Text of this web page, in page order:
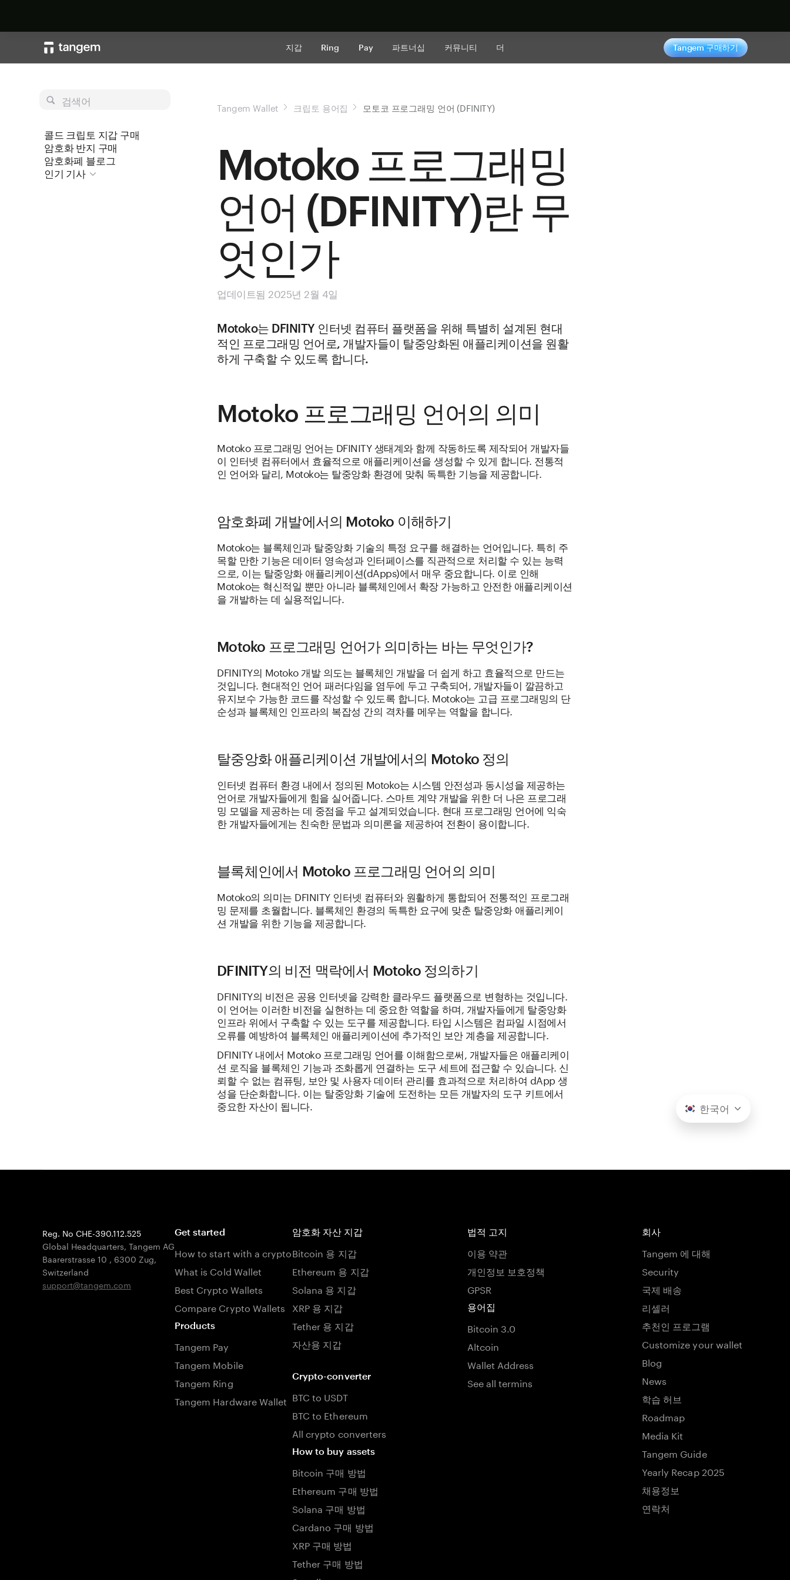
지갑 Ring Pay 파트너십 커뮤니티 더 Tangem 구매하기
검색어
콜드 크립토 지갑 구매
암호화 반지 구매
암호화폐 블로그
인기 기사
Tangem Wallet 크립토 용어집 모토코 프로그래밍 언어 (DFINITY)
Motoko 프로그래밍
언어 (DFINITY)란 무
엇인가
업데이트됨 2025년 2월 4일
Motoko는 DFINITY 인터넷 컴퓨터 플랫폼을 위해 특별히 설계된 현대
적인 프로그래밍 언어로, 개발자들이 탈중앙화된 애플리케이션을 원활
하게 구축할 수 있도록 합니다.
Motoko 프로그래밍 언어의 의미
Motoko 프로그래밍 언어는 DFINITY 생태계와 함께 작동하도록 제작되어 개발자들
이 인터넷 컴퓨터에서 효율적으로 애플리케이션을 생성할 수 있게 합니다. 전통적
인 언어와 달리, Motoko는 탈중앙화 환경에 맞춰 독특한 기능을 제공합니다.
암호화폐 개발에서의 Motoko 이해하기
Motoko는 블록체인과 탈중앙화 기술의 특정 요구를 해결하는 언어입니다. 특히 주
목할 만한 기능은 데이터 영속성과 인터페이스를 직관적으로 처리할 수 있는 능력
으로, 이는 탈중앙화 애플리케이션(dApps)에서 매우 중요합니다. 이로 인해
Motoko는 혁신적일 뿐만 아니라 블록체인에서 확장 가능하고 안전한 애플리케이션
을 개발하는 데 실용적입니다.
Motoko 프로그래밍 언어가 의미하는 바는 무엇인가?
DFINITY의 Motoko 개발 의도는 블록체인 개발을 더 쉽게 하고 효율적으로 만드는
것입니다. 현대적인 언어 패러다임을 염두에 두고 구축되어, 개발자들이 깔끔하고
유지보수 가능한 코드를 작성할 수 있도록 합니다. Motoko는 고급 프로그래밍의 단
순성과 블록체인 인프라의 복잡성 간의 격차를 메우는 역할을 합니다.
탈중앙화 애플리케이션 개발에서의 Motoko 정의
인터넷 컴퓨터 환경 내에서 정의된 Motoko는 시스템 안전성과 동시성을 제공하는
언어로 개발자들에게 힘을 실어줍니다. 스마트 계약 개발을 위한 더 나은 프로그래
밍 모델을 제공하는 데 중점을 두고 설계되었습니다. 현대 프로그래밍 언어에 익숙
한 개발자들에게는 친숙한 문법과 의미론을 제공하여 전환이 용이합니다.
블록체인에서 Motoko 프로그래밍 언어의 의미
Motoko의 의미는 DFINITY 인터넷 컴퓨터와 원활하게 통합되어 전통적인 프로그래
밍 문제를 초월합니다. 블록체인 환경의 독특한 요구에 맞춘 탈중앙화 애플리케이
션 개발을 위한 기능을 제공합니다.
DFINITY의 비전 맥락에서 Motoko 정의하기
DFINITY의 비전은 공용 인터넷을 강력한 클라우드 플랫폼으로 변형하는 것입니다.
이 언어는 이러한 비전을 실현하는 데 중요한 역할을 하며, 개발자들에게 탈중앙화
인프라 위에서 구축할 수 있는 도구를 제공합니다. 타입 시스템은 컴파일 시점에서
오류를 예방하여 블록체인 애플리케이션에 추가적인 보안 계층을 제공합니다.
DFINITY 내에서 Motoko 프로그래밍 언어를 이해함으로써, 개발자들은 애플리케이
션 로직을 블록체인 기능과 조화롭게 연결하는 도구 세트에 접근할 수 있습니다. 신
뢰할 수 없는 컴퓨팅, 보안 및 사용자 데이터 관리를 효과적으로 처리하여 dApp 생
성을 단순화합니다. 이는 탈중앙화 기술에 도전하는 모든 개발자의 도구 키트에서
중요한 자산이 됩니다.
한국어
Reg. No CHE-390.112.525
Global Headquarters, Tangem AG
Baarerstrasse 10 , 6300 Zug,
Switzerland
support@tangem.com
Get started
How to start with a crypto
What is Cold Wallet
Best Crypto Wallets
Compare Crypto Wallets
Products
Tangem Pay
Tangem Mobile
Tangem Ring
Tangem Hardware Wallet
암호화 자산 지갑
Bitcoin 용 지갑
Ethereum 용 지갑
Solana 용 지갑
XRP 용 지갑
Tether 용 지갑
자산용 지갑
Crypto-converter
BTC to USDT
BTC to Ethereum
All crypto converters
How to buy assets
Bitcoin 구매 방법
Ethereum 구매 방법
Solana 구매 방법
Cardano 구매 방법
XRP 구매 방법
Tether 구매 방법
법적 고지
이용 약관
개인정보 보호정책
GPSR
용어집
Bitcoin 3.0
Altcoin
Wallet Address
See all termins
회사
Tangem 에 대해
Security
국제 배송
리셀러
추천인 프로그램
Customize your wallet
Blog
News
학습 허브
Roadmap
Media Kit
Tangem Guide
Yearly Recap 2025
채용정보
연락처